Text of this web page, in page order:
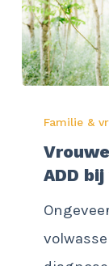
ADD:
oorsprong
van
ADD
Familie &
ADD